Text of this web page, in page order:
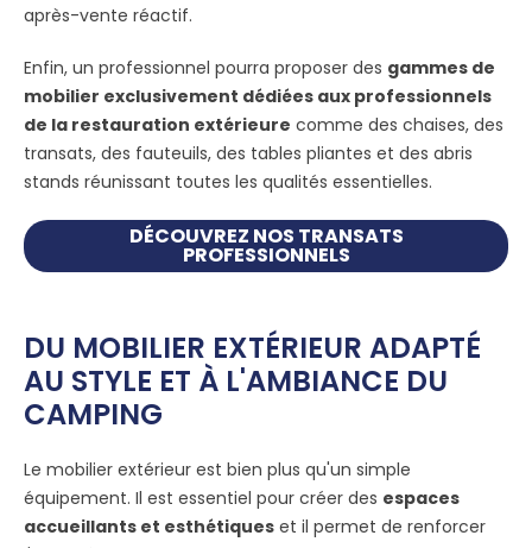
après-vente réactif.
Enfin, un professionnel pourra proposer des gammes de
mobilier exclusivement dédiées aux professionnels
de la restauration extérieure comme des chaises, des
transats, des fauteuils, des tables pliantes et des abris
stands réunissant toutes les qualités essentielles.
DÉCOUVREZ NOS TRANSATS
PROFESSIONNELS
DU MOBILIER EXTÉRIEUR ADAPTÉ
AU STYLE ET À L'AMBIANCE DU
CAMPING
Le mobilier extérieur est bien plus qu'un simple
équipement. Il est essentiel pour créer des espaces
accueillants et esthétiques et il permet de renforcer